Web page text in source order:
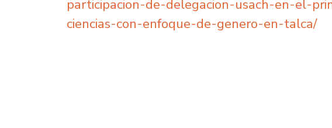
participacion-de-delegacion-usach-en-el-
ciencias-con-enfoque-de-genero-en-talca/